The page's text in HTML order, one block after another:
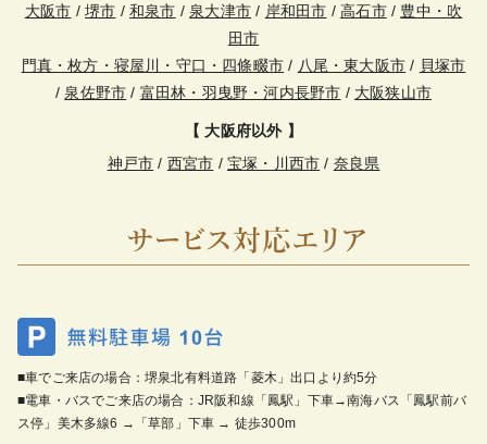
大阪市 /堺市 /和泉市 / 泉大津市 / 岸和田市 /高石市/ 豊中・吹
田市
門真・枚方・寝屋川・守口・四條畷市 / 八尾・東大阪市 / 貝塚市
/ 泉佐野市 / 富田林・羽曳野・河内長野市 / 大阪狭山市
【 大阪府以外 】
神戸市 / 西宮市 / 宝塚・川西市 / 奈良県
■車でご来店の場合：堺泉北有料道路「菱木」出口より約5分
■電車・バスでご来店の場合：JR阪和線「鳳駅」下車→南海バス「鳳駅前バ
ス停」美木多線6 →「草部」下車 → 徒歩300m